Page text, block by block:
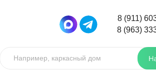
Например, каркасный дом
8 (911)
8 (963)